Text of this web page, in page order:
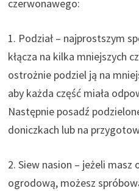
czerwonawego:
1. Podział – najprostszym
kłącza na kilka mniejszych
ostrożnie podziel ją na
aby każda część miała
Następnie posadź
doniczkach lub na
2. Siew nasion – jeżeli
ogrodową, możesz